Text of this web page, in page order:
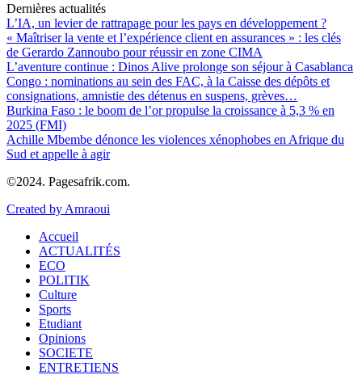
Dernières actualités
L’IA, un levier de rattrapage pour les pays en développement ?
« Maîtriser la vente et l’expérience client en assurances » : les clés
de Gerardo Zannoubo pour réussir en zone CIMA
L’aventure continue : Dinos Alive prolonge son séjour à Casablanca
Congo : nominations au sein des FAC, à la Caisse des dépôts et
consignations, amnistie des détenus en suspens, grèves…
Burkina Faso : le boom de l’or propulse la croissance à 5,3 % en
2025 (FMI)
Achille Mbembe dénonce les violences xénophobes en Afrique du
Sud et appelle à agir
©2024. Pagesafrik.com.
Created by Amraoui
Accueil
ACTUALITÉS
ECO
POLITIK
Culture
Sports
Etudiant
Opinions
SOCIETE
ENTRETIENS